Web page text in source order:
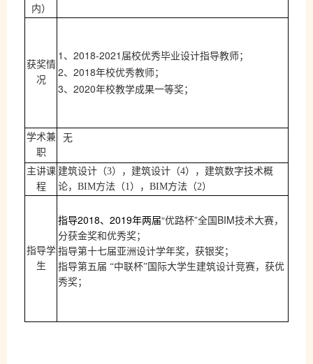
内）
获奖情
况
1 、 2018-2021 届校优秀毕业设计指导教师；
2、 2018年校优秀教师；
3、 2020年校教学成果一等奖；
学术兼
职
无
主讲课
程
建筑设计（3） ， 建筑设计（4） ， 建筑数字技术概
论， BIM方法（1）， BIM方法（2）
指导学
生
指导2018、 2019年两届“优路杯”全国 BIM技术大赛，
分获金奖和优秀奖；
指导第十七届亚洲设计学年奖，获银奖；
指导第五届 “中联杯”国际大学生建筑设计竞赛，获优
秀奖；